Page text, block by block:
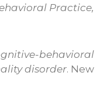
Practice,
behavioral
disorder. New